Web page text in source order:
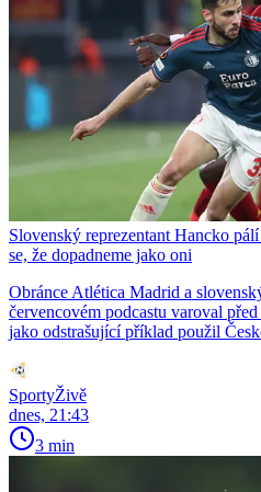
Slovenský reprezentant Hancko
se, že dopadneme jako oni
Obránce Atlética Madrid a
červencovém podcastu varoval
jako odstrašující příklad použil
SportyŽivě
dnes, 21:43
3 min